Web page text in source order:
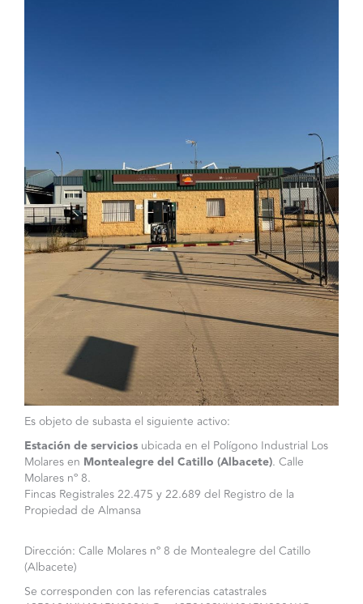
Es objeto de subasta el siguiente activo:
Estación de servicios ubicada en el Polígono Industrial Los
Molares en Montealegre del Catillo (Albacete). Calle
Molares nº 8.
Fincas Registrales 22.475 y 22.689 del Registro de la
Propiedad de Almansa
Dirección: Calle Molares nº 8 de Montealegre del Catillo
(Albacete)
Se corresponden con las referencias catastrales